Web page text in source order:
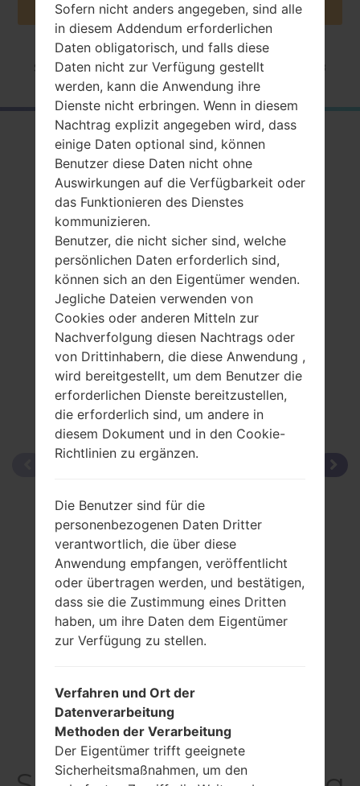
Startseite →Serie →Others → SamsungSGH-C168
RückblickSamsung
SGH-C168
Vergleiche
Sofern nicht anders angegeben, sind alle
in diesem Addendum erforderlichen
Daten obligatorisch, und falls diese
Daten nicht zur Verfügung gestellt
werden, kann die Anwendung ihre
Dienste nicht erbringen. Wenn in diesem
Nachtrag explizit angegeben wird, dass
einige Daten optional sind, können
Benutzer diese Daten nicht ohne
Auswirkungen auf die Verfügbarkeit oder
das Funktionieren des Dienstes
kommunizieren.
Benutzer, die nicht sicher sind, welche
persönlichen Daten erforderlich sind,
können sich an den Eigentümer wenden.
Jegliche Dateien verwenden von
Cookies oder anderen Mitteln zur
Nachverfolgung diesen Nachtrags oder
von Drittinhabern, die diese Anwendung ,
wird bereitgestellt, um dem Benutzer die
erforderlichen Dienste bereitzustellen,
die erforderlich sind, um andere in
diesem Dokument und in den Cookie-
Richtlinien zu ergänzen.
Die Benutzer sind für die
personenbezogenen Daten Dritter
verantwortlich, die über diese
Anwendung empfangen, veröffentlicht
oder übertragen werden, und bestätigen,
dass sie die Zustimmung eines Dritten
haben, um ihre Daten dem Eigentümer
zur Verfügung zu stellen.
Verfahren und Ort der
Datenverarbeitung
Methoden der Verarbeitung
Der Eigentümer trifft geeignete
Sicherheitsmaßnahmen, um den